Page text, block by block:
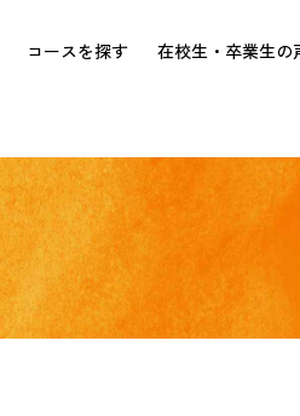
コースを探す 在校生・卒業生の